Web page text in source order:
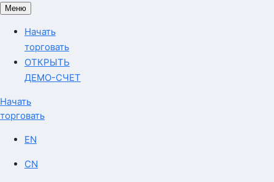
Меню
Начать
торговать
ОТКРЫТЬ
ДЕМО-СЧЕТ
Начать
торговать
EN
CN